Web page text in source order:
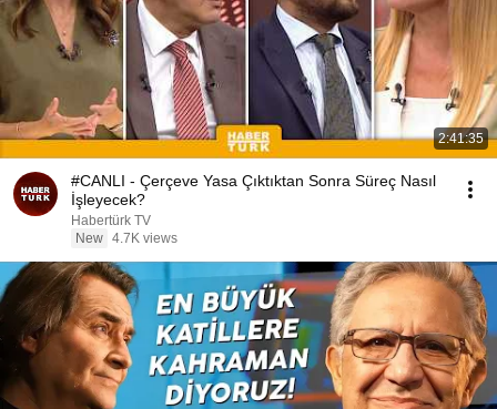
2:41:35
#CANLI - Çerçeve Yasa Çıktıktan Sonra Süreç Nasıl
İşleyecek?
Habertürk TV
New 4.7K views